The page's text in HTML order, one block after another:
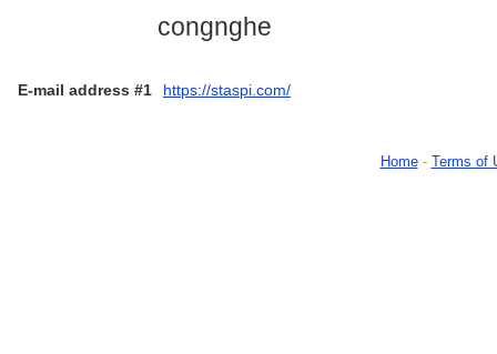
congnghe
E-mail address #1 https://staspi.com/
Home- Terms of